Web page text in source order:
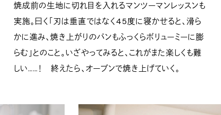
焼成前の生地に切れ目を入れるマンツーマンレッスンも
実施。曰く「刃は垂直ではなく45度に寝かせると、滑ら
かに進み、焼き上がりのパンもふっくらボリューミーに膨
らむ」とのこと。いざやってみると、これがまた楽しくも難
しい……！ 終えたら、オーブンで焼き上げていく。